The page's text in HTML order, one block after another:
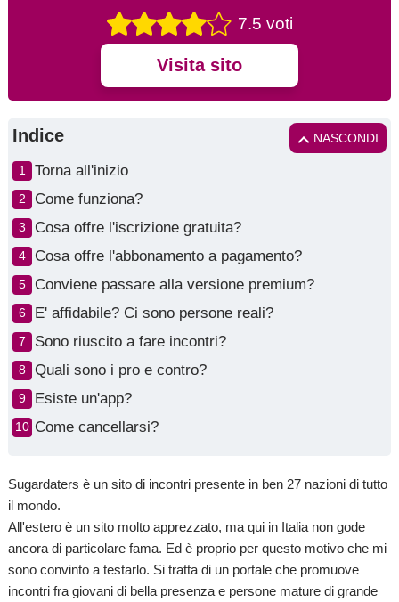
7.5 voti
Visita sito
NASCONDI
Indice
Torna all'inizio
Come funziona?
Cosa offre l'iscrizione gratuita?
Cosa offre l'abbonamento a pagamento?
Conviene passare alla versione premium?
E' affidabile? Ci sono persone reali?
Sono riuscito a fare incontri?
Quali sono i pro e contro?
Esiste un'app?
Come cancellarsi?
Sugardaters è un sito di incontri presente in ben 27 nazioni di tutto
il mondo.
All'estero è un sito molto apprezzato, ma qui in Italia non gode
ancora di particolare fama. Ed è proprio per questo motivo che mi
sono convinto a testarlo. Si tratta di un portale che promuove
incontri fra giovani di bella presenza e persone mature di grande